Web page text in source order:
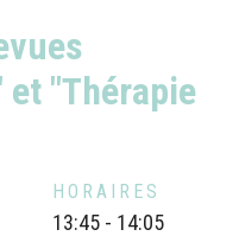
"Thérapie
HORAIRES
13:45 - 14:05